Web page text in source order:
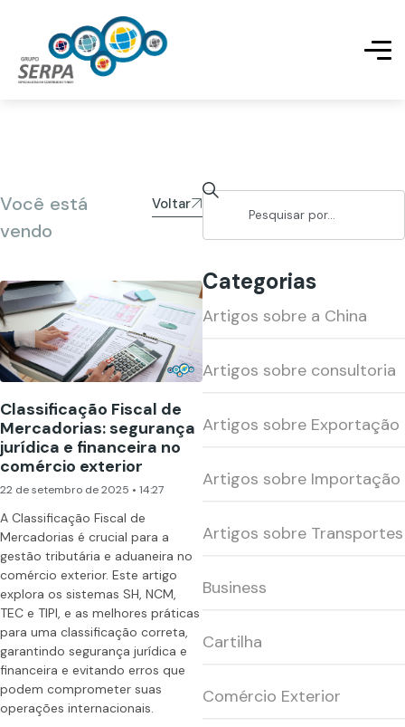
Você está
vendo
Voltar
Classificação Fiscal de
Mercadorias: segurança
jurídica e financeira no
comércio exterior
22 de setembro de 2025 14:27
A Classificação Fiscal de
Mercadorias é crucial para a
gestão tributária e aduaneira no
comércio exterior. Este artigo
explora os sistemas SH, NCM,
TEC e TIPI, e as melhores práticas
para uma classificação correta,
garantindo segurança jurídica e
financeira e evitando erros que
podem comprometer suas
operações internacionais.
Categorias
Artigos sobre a China
Artigos sobre consultoria
Artigos sobre Exportação
Artigos sobre Importação
Artigos sobre Transportes
Business
Cartilha
Comércio Exterior